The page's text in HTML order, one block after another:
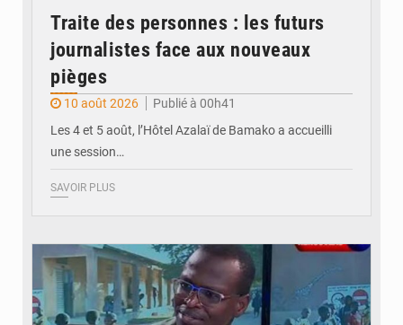
Traite des personnes : les futurs
journalistes face aux nouveaux
pièges
10 août 2026
Publié à 00h41
Les 4 et 5 août, l’Hôtel Azalaï de Bamako a accueilli
une session…
SAVOIR PLUS
© Internet